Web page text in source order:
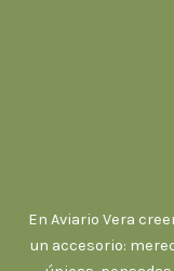
En Aviario Vera
un accesorio: